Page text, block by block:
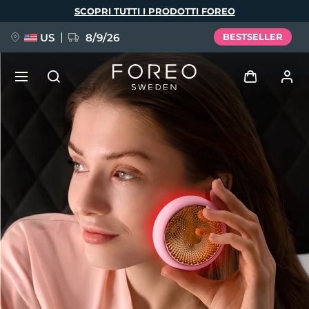
SCOPRI TUTTI I PRODOTTI FOREO
US 8/9/26 BESTSELLER
Accedi
Profilo utente
I miei dispositivi
I miei ordini
I miei indirizzi
I miei abbonamenti
NUOVO
FAQ™ Pure Beauty-Tech Elixir
BREAKING NEWS
issa™ Teeth Whitening Set
Lingua
Deutsch
Español
Français
Italiano
Português
Polski
Svenska
Русский
Türkçe
简体中文 繁體中文